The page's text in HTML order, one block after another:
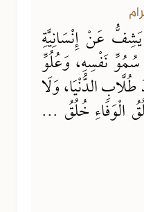
عَنْ إِنْسَانِيَّةِ
نَفْسِهِ، وَعُلُوِّ
الدُّنْيَا، وَلَا
الْوَفَاءِ خُلُقُ ...